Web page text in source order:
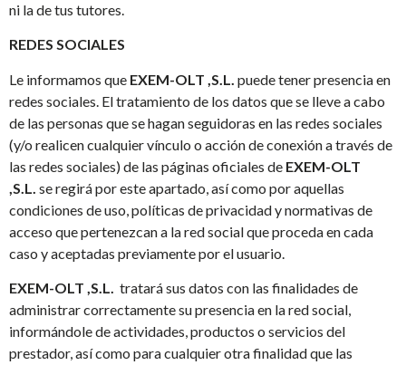
ni la de tus tutores.
REDES SOCIALES
Le informamos que EXEM-OLT ,S.L. puede tener presencia en
redes sociales. El tratamiento de los datos que se lleve a cabo
de las personas que se hagan seguidoras en las redes sociales
(y/o realicen cualquier vínculo o acción de conexión a través de
las redes sociales) de las páginas oficiales de EXEM-OLT
,S.L. se regirá por este apartado, así como por aquellas
condiciones de uso, políticas de privacidad y normativas de
acceso que pertenezcan a la red social que proceda en cada
caso y aceptadas previamente por el usuario.
EXEM-OLT ,S.L. tratará sus datos con las finalidades de
administrar correctamente su presencia en la red social,
informándole de actividades, productos o servicios del
prestador, así como para cualquier otra finalidad que las